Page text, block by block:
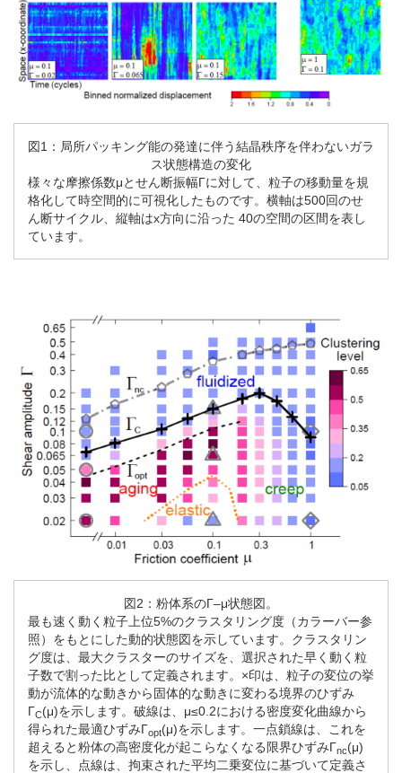
図1：局所パッキング能の発達に伴う結晶秩序を伴わないガラ
ス状態構造の変化
様々な摩擦係数μとせん断振幅Γに対して、粒子の移動量を規
格化して時空間的に可視化したものです。横軸は500回のせ
ん断サイクル、縦軸はx方向に沿った 40の空間の区間を表し
ています。
図2：粉体系のΓ–μ状態図。
最も速く動く粒子上位5%のクラスタリング度（カラーバー参
照）をもとにした動的状態図を示しています。クラスタリン
グ度は、最大クラスターのサイズを、選択された早く動く粒
子数で割った比として定義されます。×印は、粒子の変位の挙
動が流体的な動きから固体的な動きに変わる境界のひずみ
ΓC(μ)を示します。破線は、μ≤0.2における密度変化曲線から
得られた最適ひずみΓopt(μ)を示します。一点鎖線は、これを
超えると粉体の高密度化が起こらなくなる限界ひずみΓnc(μ)
を示し、点線は、拘束された平均二乗変位に基づいて定義さ